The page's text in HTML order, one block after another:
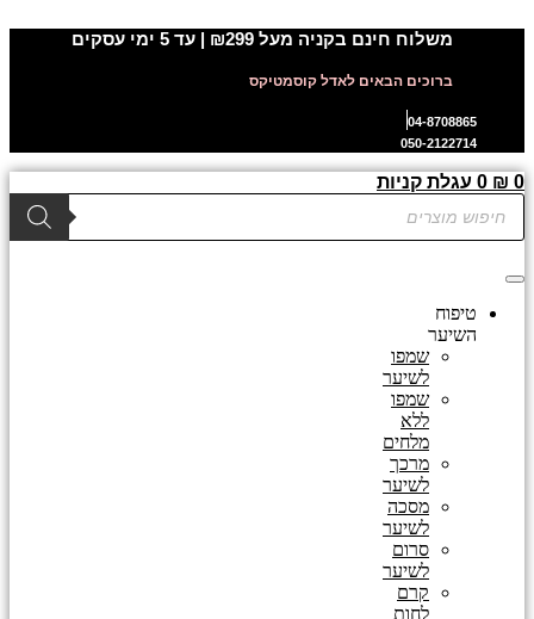
דלג
משלוח חינם בקניה מעל ₪299 | עד 5 ימי עסקים
ברוכים הבאים לאדל קוסמטיקס
04-8708865
050-2122714
₪ 0
0 עגלת קניות
Products
search
טיפוח
השיער
שמפו
לשיער
שמפו
ללא
מלחים
מרכך
לשיער
מסכה
לשיער
סרום
לשיער
קרם
לחות